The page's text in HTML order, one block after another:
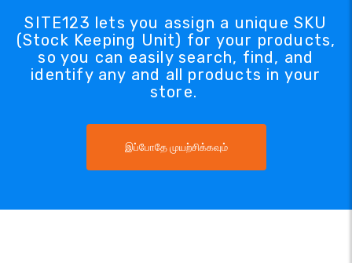
SITE123 lets you assign a unique SKU
(Stock Keeping Unit) for your products,
so you can easily search, find, and
identify any and all products in your
store.
இப்போதே முயற்சிக்கவும்